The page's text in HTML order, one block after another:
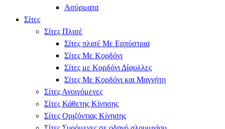
Ασύρματα
Σίτες
Σίτες Πλισέ
Σίτες πλισέ Με Ερπύστρια
Σίτες Με Κορδόνι
Σίτες με Κορδόνι Δίφυλλες
Σίτες Με Κορδόνι και Μαγνήτη
Σίτες Ανοιγόμενες
Σίτες Κάθετης Κίνησης
Σίτες Οριζόντιας Κίνησης